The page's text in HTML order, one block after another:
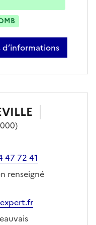
da costa
47 72 41
renseigné